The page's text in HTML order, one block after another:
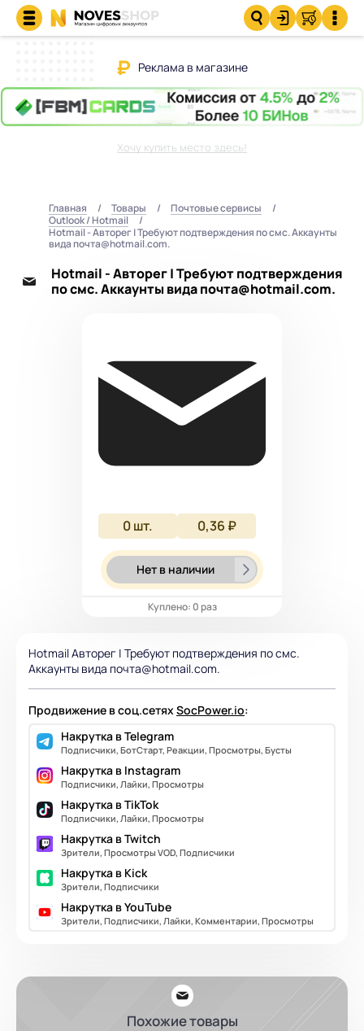
Реклама в магазине
Хочу купить место здесь!
Главная Товары
Почтовые сервисы
Outlook / Hotmail
Hotmail - Авторег | Требуют подтверждения по смс. Аккаунты
вида почта@hotmail.com.
Hotmail - Авторег | Требуют подтверждения
по смс. Аккаунты вида почта@hotmail.com.
0шт. 0,36 ₽
Нет в наличии
Куплено: 0 раз
Hotmail Авторег | Требуют подтверждения по смс.
Аккаунты вида почта@hotmail.com.
Продвижение в соц.сетяхSocPower.io:
Накрутка в Telegram
Подписчики, БотСтарт, Реакции, Просмотры, Бусты
Накрутка в Instagram
Подписчики, Лайки, Просмотры
Накрутка в TikTok
Подписчики, Лайки, Просмотры
Накрутка в Twitch
Зрители, Просмотры VOD, Подписчики
Накрутка в Kick
Зрители, Подписчики
Накрутка в YouTube
Зрители, Подписчики, Лайки, Комментарии, Просмотры
Похожие товары